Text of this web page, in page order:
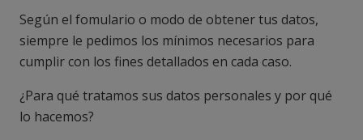
Según el fomulario o modo de obtener tus datos,
siempre le pedimos los mínimos necesarios para
cumplir con los fines detallados en cada caso.
¿Para qué tratamos sus datos personales y por qué
lo hacemos?